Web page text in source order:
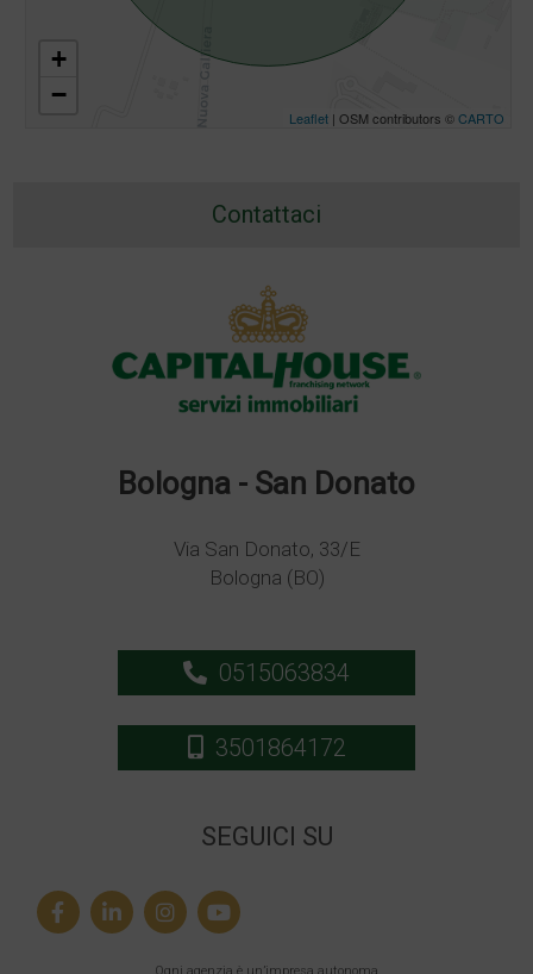
+
−
Leaflet| OSM contributors ©CARTO
Contattaci
Bologna - San Donato
Via San Donato, 33/E
Bologna (BO)
0515063834
3501864172
SEGUICI SU